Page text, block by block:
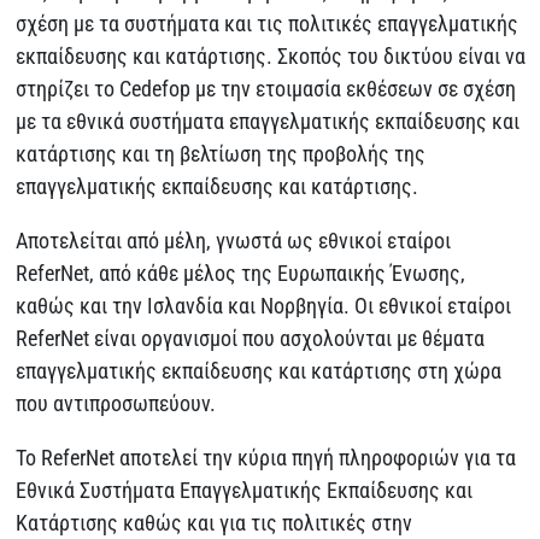
σχέση με τα συστήματα και τις πολιτικές επαγγελματικής
εκπαίδευσης και κατάρτισης. Σκοπός του δικτύου είναι να
στηρίζει το Cedefop με την ετοιμασία εκθέσεων σε σχέση
με τα εθνικά συστήματα επαγγελματικής εκπαίδευσης και
κατάρτισης και τη βελτίωση της προβολής της
επαγγελματικής εκπαίδευσης και κατάρτισης.
Αποτελείται από μέλη, γνωστά ως εθνικοί εταίροι
ReferNet, από κάθε μέλος της Ευρωπαικής Ένωσης,
καθώς και την Ισλανδία και Νορβηγία. Οι εθνικοί εταίροι
ReferNet είναι οργανισμοί που ασχολούνται με θέματα
επαγγελματικής εκπαίδευσης και κατάρτισης στη χώρα
που αντιπροσωπεύουν.
Το ReferNet αποτελεί την κύρια πηγή πληροφοριών για τα
Εθνικά Συστήματα Επαγγελματικής Εκπαίδευσης και
Κατάρτισης καθώς και για τις πολιτικές στην